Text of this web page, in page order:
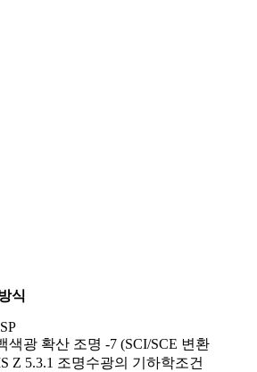
식
색광 확산 조명 -7 (SCI/SCE 변환
Z 5.3.1 조명수광의 기하학조건